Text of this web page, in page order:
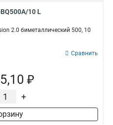
10 L
2.0 биметаллический 500, 10
Сравнить
₽
+